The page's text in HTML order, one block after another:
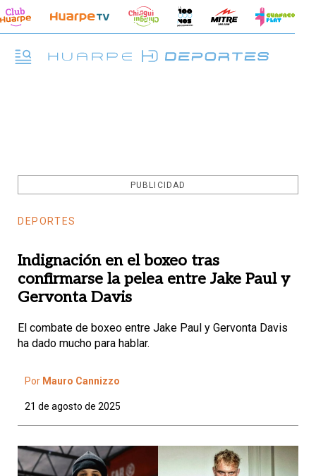
PUBLICIDAD
DEPORTES
Indignación en el boxeo tras
confirmarse la pelea entre Jake Paul y
Gervonta Davis
El combate de boxeo entre Jake Paul y Gervonta Davis
ha dado mucho para hablar.
Por Mauro Cannizzo
21 de agosto de 2025